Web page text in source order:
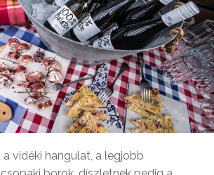
a vidéki hangulat, a legjobb